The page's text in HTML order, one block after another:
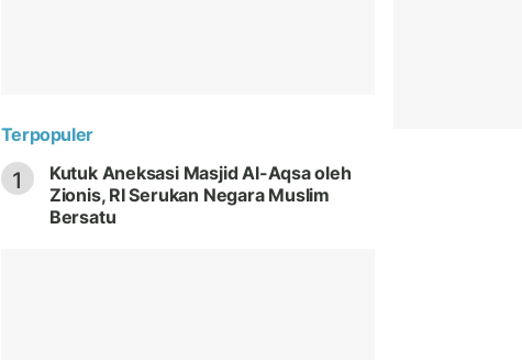
Terpopuler
1
Kutuk Aneksasi Masjid Al-Aqsa oleh
Zionis, RI Serukan Negara Muslim
Bersatu